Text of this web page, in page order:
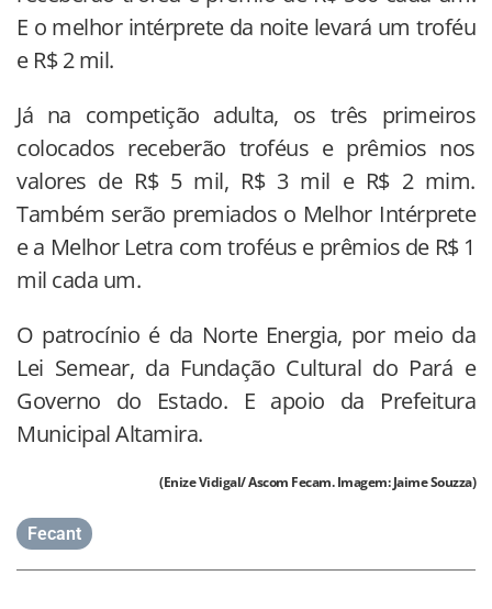
E o melhor intérprete da noite levará um troféu
e R$ 2 mil.
Já na competição adulta, os três primeiros
colocados receberão troféus e prêmios nos
valores de R$ 5 mil, R$ 3 mil e R$ 2 mim.
Também serão premiados o Melhor Intérprete
e a Melhor Letra com troféus e prêmios de R$ 1
mil cada um.
O patrocínio é da Norte Energia, por meio da
Lei Semear, da Fundação Cultural do Pará e
Governo do Estado. E apoio da Prefeitura
Municipal Altamira.
(Enize Vidigal/ Ascom Fecam. Imagem: Jaime Souzza)
Fecant